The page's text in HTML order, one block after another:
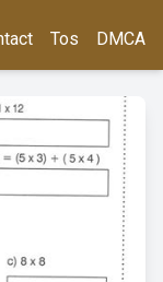
Tos DMCA